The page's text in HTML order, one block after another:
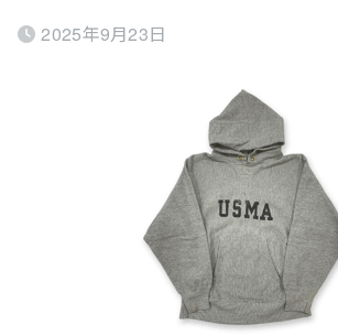
2025年9月23日